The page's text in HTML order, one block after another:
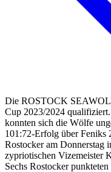
Die ROSTOCK
Cup 2023/2024
konnten sich die Wölfe
101:72-Erfolg über Feniks
Rostocker am Donnerstag
zypriotischen Vizemeister
Sechs Rostocker